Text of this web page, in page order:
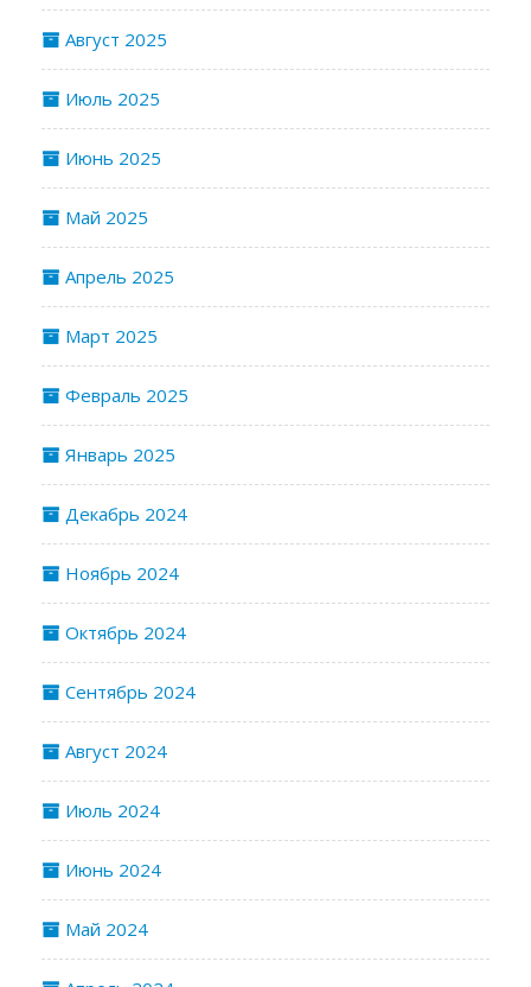
Август 2025
Июль 2025
Июнь 2025
Май 2025
Апрель 2025
Март 2025
Февраль 2025
Январь 2025
Декабрь 2024
Ноябрь 2024
Октябрь 2024
Сентябрь 2024
Август 2024
Июль 2024
Июнь 2024
Май 2024